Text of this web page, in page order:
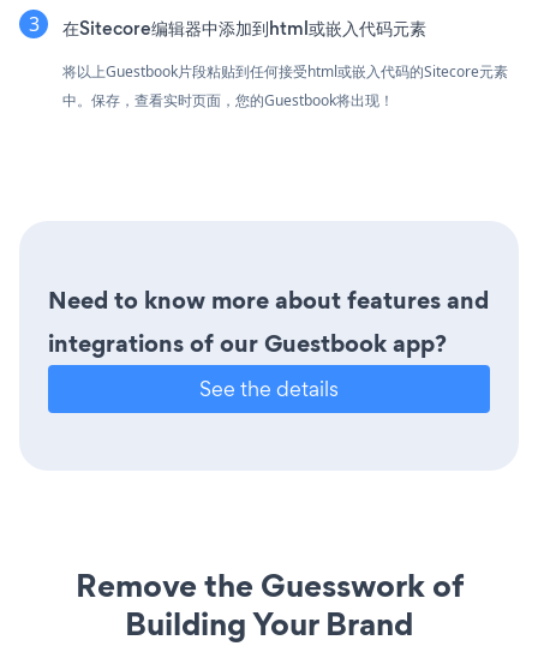
在Sitecore编辑器中添加到html或嵌入代码元素
将以上Guestbook片段粘贴到任何接受html或嵌入代码的Sitecore元素
中。保存，查看实时页面，您的Guestbook将出现！
Need to know more about features and
integrations of our Guestbook app?
See the details
Remove the Guesswork of
Building Your Brand